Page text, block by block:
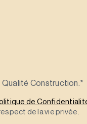
Construction.*
de
de la vie privée.